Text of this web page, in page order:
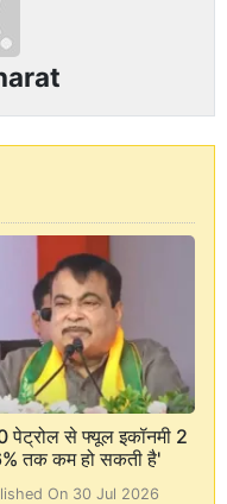
पेट्रोल से फ्यूल इकॉनमी 2
तक कम हो सकती है'
On 30 Jul 2026